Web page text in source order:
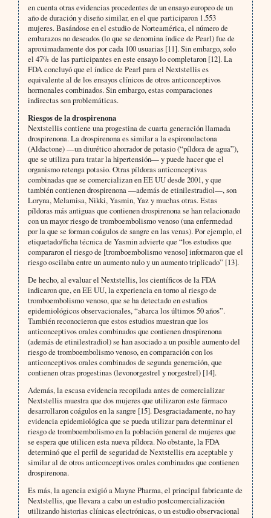
en cuenta otras evidencias procedentes de un ensayo europeo de un
año de duración y diseño similar, en el que participaron 1.553
mujeres. Basándose en el estudio de Norteamérica, el número de
embarazos no deseados (lo que se denomina índice de Pearl) fue de
aproximadamente dos por cada 100 usuarias [11]. Sin embargo, solo
el 47% de las participantes en este ensayo lo completaron [12]. La
FDA concluyó que el índice de Pearl para el Nextstellis es
equivalente al de los ensayos clínicos de otros anticonceptivos
hormonales combinados. Sin embargo, estas comparaciones
indirectas son problemáticas.
Riesgos de la drospirenona
Nextstellis contiene una progestina de cuarta generación llamada
drospirenona. La drospirenona es similar a la espironolactona
(Aldactone) —un diurético ahorrador de potasio (“píldora de agua”),
que se utiliza para tratar la hipertensión— y puede hacer que el
organismo retenga potasio. Otras píldoras anticonceptivas
combinadas que se comercializan en EE UU desde 2001, y que
también contienen drospirenona —además de etinilestradiol—, son
Loryna, Melamisa, Nikki, Yasmin, Yaz y muchas otras. Estas
píldoras más antiguas que contienen drospirenona se han relacionado
con un mayor riesgo de tromboembolismo venoso (una enfermedad
por la que se forman coágulos de sangre en las venas). Por ejemplo, el
etiquetado/ficha técnica de Yasmin advierte que “los estudios que
compararon el riesgo de [tromboembolismo venoso] informaron que el
riesgo oscilaba entre un aumento nulo y un aumento triplicado” [13].
De hecho, al evaluar el Nextstellis, los científicos de la FDA
indicaron que, en EE UU, la experiencia en torno al riesgo de
tromboembolismo venoso, que se ha detectado en estudios
epidemiológicos observacionales, “abarca los últimos 50 años”.
También reconocieron que estos estudios muestran que los
anticonceptivos orales combinados que contienen drospirenona
(además de etinilestradiol) se han asociado a un posible aumento del
riesgo de tromboembolismo venoso, en comparación con los
anticonceptivos orales combinados de segunda generación, que
contienen otras progestinas (levonorgestrel y norgestrel) [14].
Además, la escasa evidencia recopilada antes de comercializar
Nextstellis muestra que dos mujeres que utilizaron este fármaco
desarrollaron coágulos en la sangre [15]. Desgraciadamente, no hay
evidencia epidemiológica que se pueda utilizar para determinar el
riesgo de tromboembolismo en la población general de mujeres que
se espera que utilicen esta nueva píldora. No obstante, la FDA
determinó que el perfil de seguridad de Nextstellis era aceptable y
similar al de otros anticonceptivos orales combinados que contienen
drospirenona.
Es más, la agencia exigió a Mayne Pharma, el principal fabricante de
Nextstellis, que llevara a cabo un estudio postcomercialización
utilizando historias clínicas electrónicas, o un estudio observacional